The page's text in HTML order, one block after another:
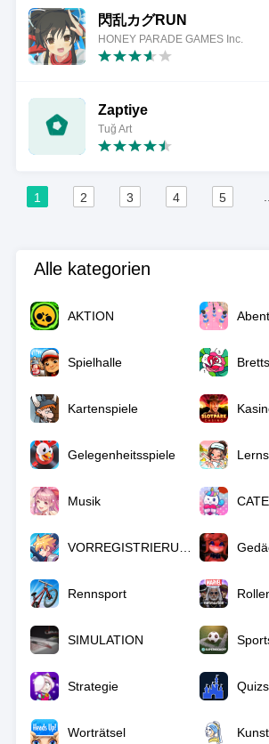
閃乱カグRUN
HONEY PARADE GAMES Inc.
Zaptiye
Tuğ Art
1 2 3 4 5
Alle kategorien
AKTION
Spielhalle
Kartenspiele
Gelegenheitsspiele
Musik
Rennsport
SIMULATION
Strategie
Worträtsel